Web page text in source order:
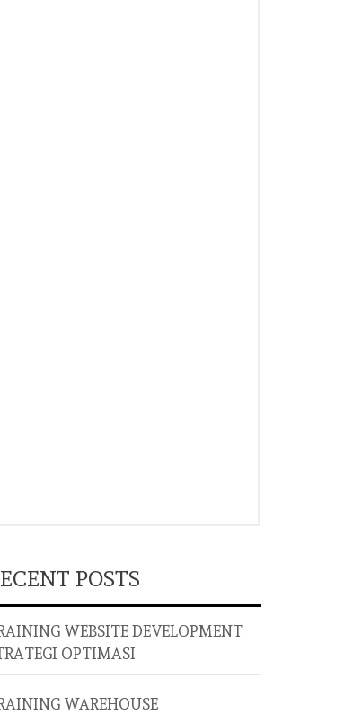
POSTS
WEBSITE DEVELOPMENT
OPTIMASI
WAREHOUSE